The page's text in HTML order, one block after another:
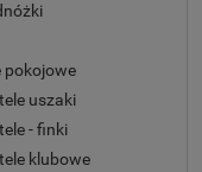
pokojowe
uszaki
- finki
klubowe